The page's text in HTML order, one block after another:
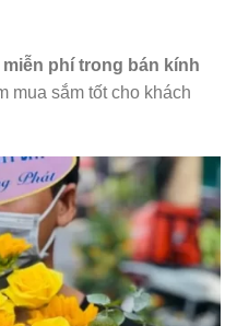
phí trong bán kính
mua sắm tốt cho khách